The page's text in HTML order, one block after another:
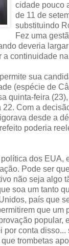
cidade pouco
de 11 de
substituindo
Fez uma
deveria
a continuidade
sua
(espécie de
quinta-feira
22. Com a
desde a
poderia
dos EUA,
Pode ser
não seja algo
soa um tanto
país que
que um
popular,
por conta disso...
trombetas